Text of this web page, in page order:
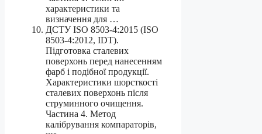
характеристики та
визначення для …
ДСТУ ISO 8503-4:2015 (ISO
8503-4:2012, IDT).
Підготовка сталевих
поверхонь перед нанесенням
фарб і подібної продукції.
Характеристики шорсткості
сталевих поверхонь після
струминного очищення.
Частина 4. Метод
калібрування компараторів,